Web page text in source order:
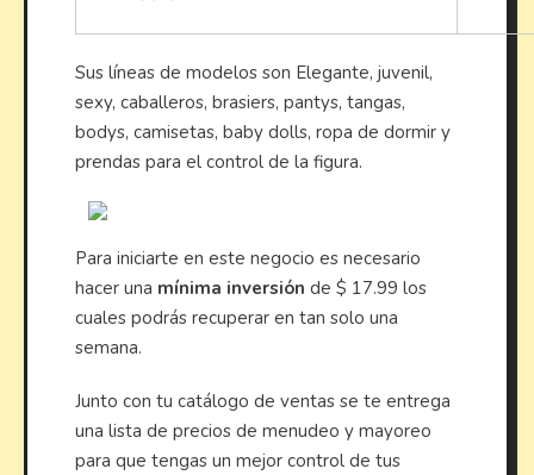
Sus líneas de modelos son Elegante, juvenil,
sexy, caballeros, brasiers, pantys, tangas,
bodys, camisetas, baby dolls, ropa de dormir y
prendas para el control de la figura.
Para iniciarte en este negocio es necesario
hacer una mínima inversión de $ 17.99 los
cuales podrás recuperar en tan solo una
semana.
Junto con tu catálogo de ventas se te entrega
una lista de precios de menudeo y mayoreo
para que tengas un mejor control de tus